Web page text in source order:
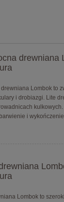
drewniana
Lombok to
i drobiazgi. Lite
i
Lombok to